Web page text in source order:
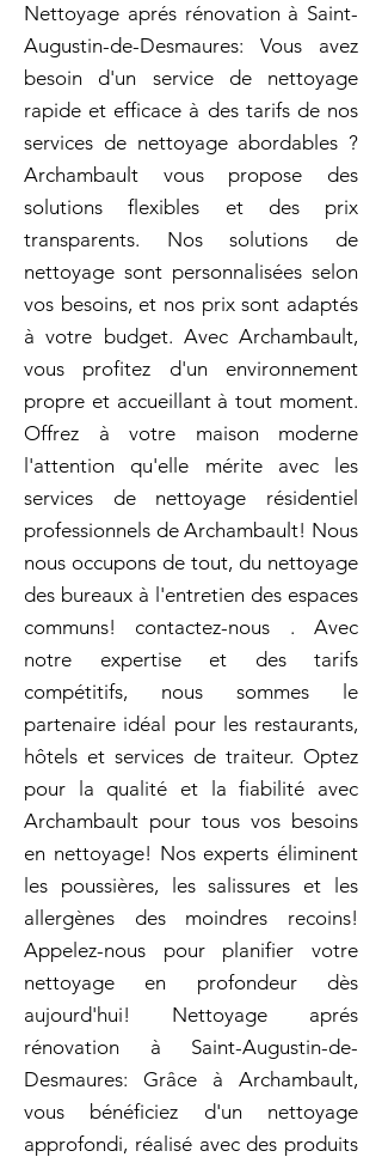
Nettoyage aprés rénovation à Saint-
Augustin-de-Desmaures: Vous avez
besoin d'un service de nettoyage
rapide et efficace à des tarifs de nos
services de nettoyage abordables ?
Archambault vous propose des
solutions flexibles et des prix
transparents. Nos solutions de
nettoyage sont personnalisées selon
vos besoins, et nos prix sont adaptés
à votre budget. Avec Archambault,
vous profitez d'un environnement
propre et accueillant à tout moment.
Offrez à votre maison moderne
l'attention qu'elle mérite avec les
services de nettoyage résidentiel
professionnels de Archambault! Nous
nous occupons de tout, du nettoyage
des bureaux à l'entretien des espaces
communs! contactez-nous . Avec
notre expertise et des tarifs
compétitifs, nous sommes le
partenaire idéal pour les restaurants,
hôtels et services de traiteur. Optez
pour la qualité et la fiabilité avec
Archambault pour tous vos besoins
en nettoyage! Nos experts éliminent
les poussières, les salissures et les
allergènes des moindres recoins!
Appelez-nous pour planifier votre
nettoyage en profondeur dès
aujourd'hui! Nettoyage aprés
rénovation à Saint-Augustin-de-
Desmaures: Grâce à Archambault,
vous bénéficiez d'un nettoyage
approfondi, réalisé avec des produits